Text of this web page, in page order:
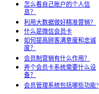
怎么看自己账户的个人信
息？
利用大数据做好精准营销？
什么是微信会员卡
如何提高顾客满意度和忠诚
度？
会员制营销有什么作用？
弄个会员卡系统需要什么设
备？
会员管理系统包括哪些功能?